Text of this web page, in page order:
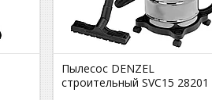
Пылесос DENZEL
строительный SVC15 28201